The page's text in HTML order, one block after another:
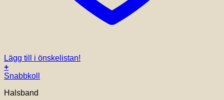
Lägg till i önskelistan!
+
Snabbkoll
Halsband